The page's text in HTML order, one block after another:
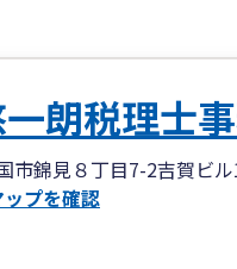
朗税理士
市錦見８丁目7-2吉賀ビ
プを確認